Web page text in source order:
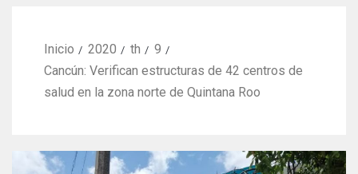
Inicio 2020 th
9
Cancún: Verifican estructuras de 42 centros de
salud en la zona norte de Quintana Roo